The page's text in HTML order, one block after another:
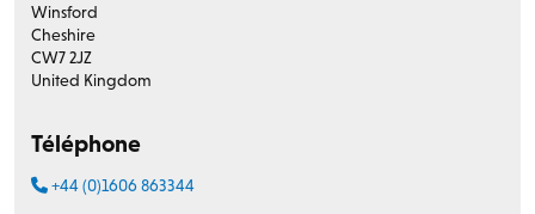
Winsford
Cheshire
CW7 2JZ
United Kingdom
Téléphone
+44 (0)1606 863344